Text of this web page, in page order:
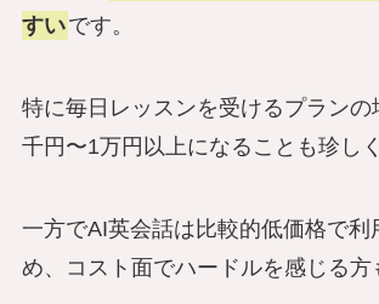
すいです。
特に毎日レッスンを受けるプランの
千円〜1万円以上になることも珍し
一方でAI英会話は比較的低価格で利
め、コスト面でハードルを感じる方